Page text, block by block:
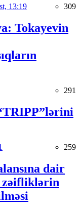
13:19 309
Tokayevin
291
259
dair
zəifliklərin